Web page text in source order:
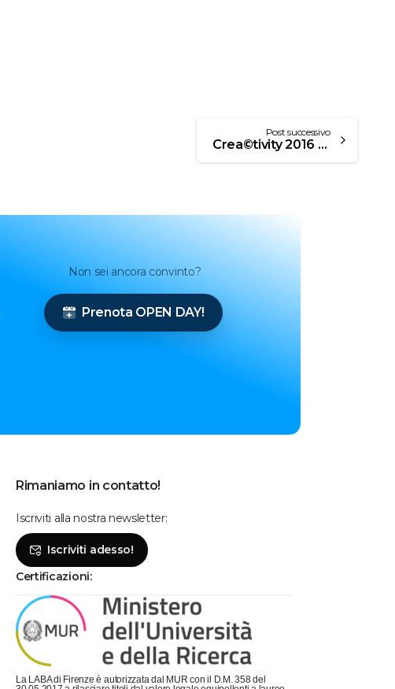
Post successivo
Crea©tivity 2016 al Museo Piaggio l’undicesima edizione
Non sei ancora convinto?
Prenota OPEN DAY!
Rimaniamo in contatto!
Iscriviti alla nostra newsletter:
Iscriviti adesso!
Certificazioni:
La LABA di Firenze è autorizzata dal MUR con il D.M. 358 del
Se hai bisogno, chiamaci!
Sabato: dalle 9 alle 14
Parla con la segreteria
Contattaci su Whatsapp!